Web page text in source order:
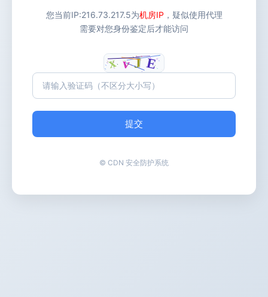
您当前IP:216.73.217.5为机房IP ，疑似使用代理
需要对您身份鉴定后才能访问
提交
© CDN 安全防护系统